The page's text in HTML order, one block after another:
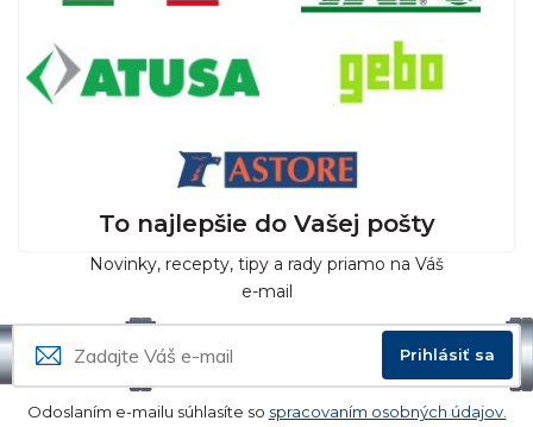
To najlepšie do Vašej pošty
Novinky, recepty, tipy a rady priamo na Váš
e-mail
Prihlásiť sa
Odoslaním e-mailu súhlasíte so spracovaním osobných údajov.